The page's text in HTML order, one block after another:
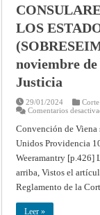
LOS
noviembre
Justicia
29/01/2024
Comentarios
Convención de Viena
Unidos Providencia
Weeramantry [p.426]
arriba, Vistos el
Reglamento de la
Leer »